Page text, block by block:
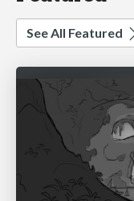
See All Featured